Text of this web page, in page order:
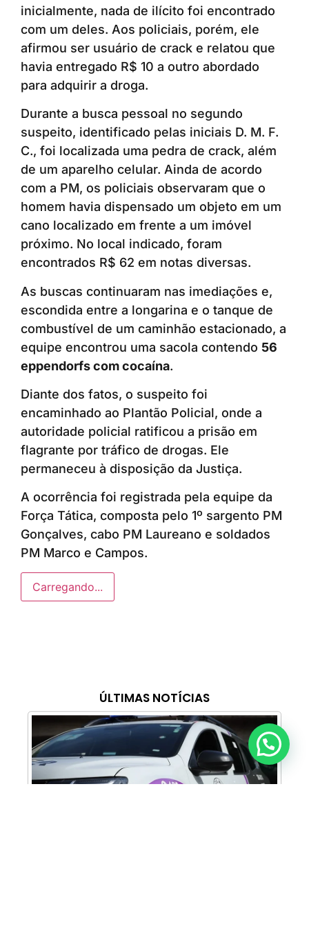
ÚLTIMAS NOTÍCIAS
inicialmente, nada de ilícito foi encontrado
com um deles. Aos policiais, porém, ele
afirmou ser usuário de crack e relatou que
havia entregado R$ 10 a outro abordado
para adquirir a droga.
Durante a busca pessoal no segundo
suspeito, identificado pelas iniciais D. M. F.
C., foi localizada uma pedra de crack, além
de um aparelho celular. Ainda de acordo
com a PM, os policiais observaram que o
homem havia dispensado um objeto em um
cano localizado em frente a um imóvel
próximo. No local indicado, foram
encontrados R$ 62 em notas diversas.
As buscas continuaram nas imediações e,
escondida entre a longarina e o tanque de
combustível de um caminhão estacionado, a
equipe encontrou uma sacola contendo 56
eppendorfs com cocaína.
Diante dos fatos, o suspeito foi
encaminhado ao Plantão Policial, onde a
autoridade policial ratificou a prisão em
flagrante por tráfico de drogas. Ele
permaneceu à disposição da Justiça.
A ocorrência foi registrada pela equipe da
Força Tática, composta pelo 1º sargento PM
Gonçalves, cabo PM Laureano e soldados
PM Marco e Campos.
Carregando...
Anunciar ou recomendar matéria